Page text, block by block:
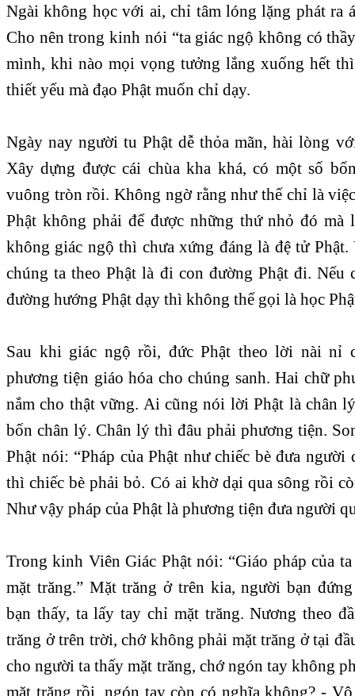
Ngài không học với ai, chỉ tâm lóng lặng phát ra
Cho nên trong kinh nói “ta giác ngộ không có
mình, khi nào mọi vọng tưởng lắng xuống hết
thiết yếu mà đạo Phật muốn chỉ dạy.
Ngày nay người tu Phật dễ thỏa mãn, hài lòng
Xây dựng được cái chùa kha khá, có một số
vuông tròn rồi. Không ngờ rằng như thế chỉ là
Phật không phải để được những thứ nhỏ đó mà
không giác ngộ thì chưa xứng đáng là đệ tử
chúng ta theo Phật là đi con đường Phật đi. Nếu
đường hướng Phật dạy thì không thể gọi là học
Sau khi giác ngộ rồi, đức Phật theo lời nài nỉ
phương tiện giáo hóa cho chúng sanh. Hai chữ
nắm cho thật vững. Ai cũng nói lời Phật là chân
bốn chân lý. Chân lý thì đâu phải phương tiện.
Phật nói: “Pháp của Phật như chiếc bè đưa người
thì chiếc bè phải bỏ. Có ai khờ dại qua sông rồi
Như vậy pháp của Phật là phương tiện đưa người
Trong kinh Viên Giác Phật nói: “Giáo pháp của
mặt trăng.” Mặt trăng ở trên kia, người bạn
bạn thấy, ta lấy tay chỉ mặt trăng. Nương theo
trăng ở trên trời, chớ không phải mặt trăng ở tại
cho người ta thấy mặt trăng, chớ ngón tay không
mặt trăng rồi, ngón tay còn có nghĩa không? -